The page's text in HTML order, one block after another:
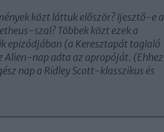
közt láttuk először? Ijesztő-e a
-szal? Többek közt ezek a
epizódjában (a Keresztapát taglaló
Alien-nap adta az apropóját. (Ehhez
nap a Ridley Scott-klasszikus és